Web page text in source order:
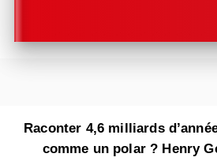
Raconter 4,6 milliards
comme un polar ? Henry